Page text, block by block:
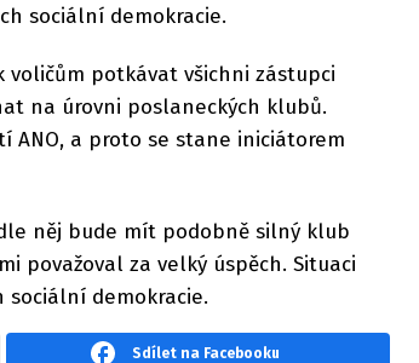
sociální demokracie.
voličům potkávat všichni zástupci
na úrovni poslaneckých klubů.
ANO, a proto se stane iniciátorem
něj bude mít podobně silný klub
považoval za velký úspěch. Situaci
sociální demokracie.
Sdílet na Facebooku